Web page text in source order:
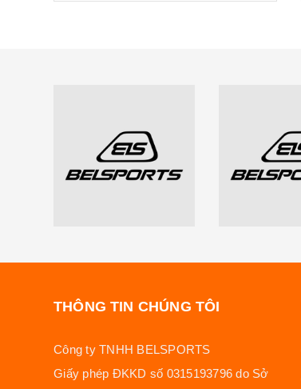
THÔNG TIN CHÚNG TÔI
Công ty TNHH BELSPORTS
Giấy phép ĐKKD số 0315193796 do Sở